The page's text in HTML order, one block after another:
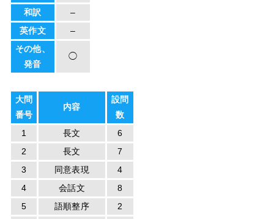
和訳
–
英作文
–
その他、
発音
◯
大問
番号
内容
設問
数
1
長文
6
2
長文
7
3
同意表現
4
4
会話文
8
5
語順整序
2